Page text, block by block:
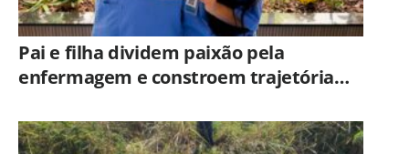
Pai e filha dividem paixão pela
enfermagem e constroem trajetória
Americana